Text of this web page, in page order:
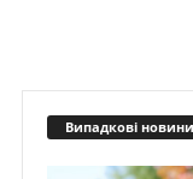
Випадкові новини